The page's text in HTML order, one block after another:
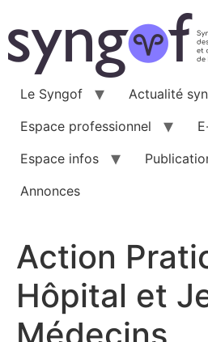
au
contenu
Le Syngof
Actualité
Espace professionnel
Espace infos
Annonces
Action
Hôpital et